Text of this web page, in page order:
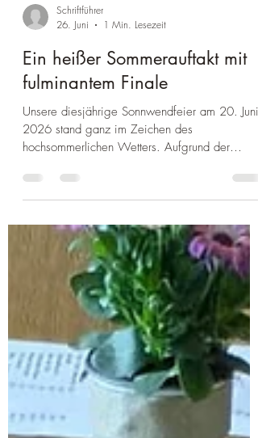
Schriftführer
26. Juni
1 Min. Lesezeit
Ein heißer Sommerauftakt mit
fulminantem Finale
Unsere diesjährige Sonnwendfeier am 20. Juni
2026 stand ganz im Zeichen des
Festes war der Publikumsverkehr am späten
Nachmittag zunächst noch sporadisch. Die
Gäste, die bereits vor Ort waren, suchten
verständlicherweise den Schatten, wodurch das
Interesse vor allem den kühlen Getränken galt,
die reißenden Absatz fanden. Mit den
sinkenden Temperaturen in den Abendstunden
füllte sich unsere Wiese j